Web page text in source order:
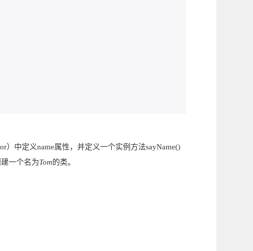
）中定义name属性，并定义一个实例方法sayName()
一个名为Tom的类。